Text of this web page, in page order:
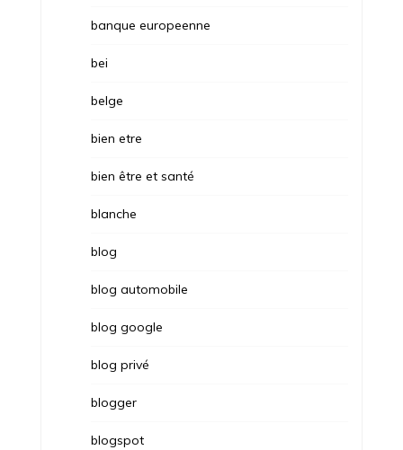
banque europeenne
bei
belge
bien etre
bien être et santé
blanche
blog
blog automobile
blog google
blog privé
blogger
blogspot